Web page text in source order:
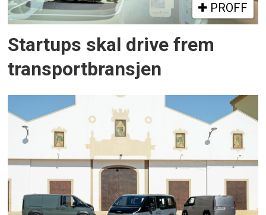
PROFF
Startups skal drive frem
transportbransjen